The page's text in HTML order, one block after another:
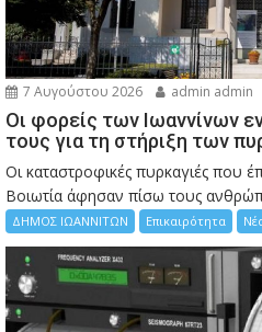
7 Αυγούστου 2026 admin admin
Οι φορείς των Ιωαννίνων
τους για τη στήριξη των
Οι καταστροφικές πυρκαγιές που
Bοιωτία άφησαν πίσω τους
ΔΗΜΟΣ ΙΩΑΝΝΙΤΩΝ Επικαιρότητα